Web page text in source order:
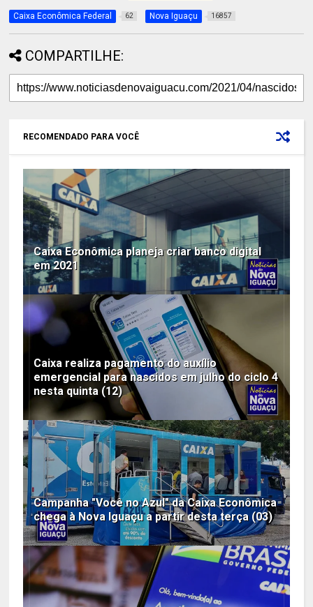
Caixa Econômica Federal 62 Nova Iguaçu 16857
COMPARTILHE:
RECOMENDADO PARA VOCÊ
Caixa Econômica planeja criar banco digital
em 2021
Caixa realiza pagamento do auxílio
emergencial para nascidos em julho do ciclo 4
nesta quinta (12)
Campanha "Você no Azul" da Caixa Econômica
chega à Nova Iguaçu a partir desta terça (03)